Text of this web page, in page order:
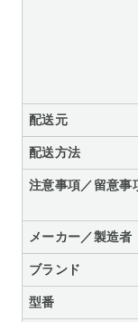
配送元
配送方法
注意事項／留意事
メーカー／製造者
ブランド
型番